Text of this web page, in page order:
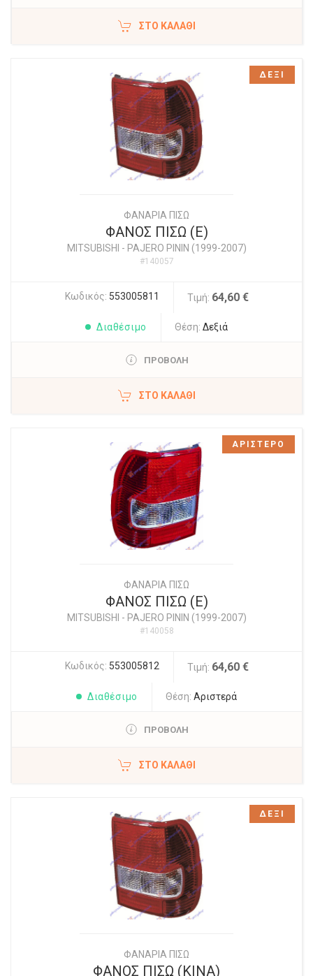
ΣΤΟ ΚΑΛΆΘΙ
ΦΑΝΑΡΙΑ ΠΙΣΩ
ΦΑΝΟΣ ΠΙΣΩ (Ε)
MITSUBISHI - PAJERO PININ (1999-2007)
#140057
Κωδικός: 553005811 Τιμή: 64,60 €
Διαθέσιμο Θέση: Δεξιά
ΠΡΟΒΟΛΗ
ΣΤΟ ΚΑΛΆΘΙ
ΔΕΞΙ
ΦΑΝΑΡΙΑ ΠΙΣΩ
ΦΑΝΟΣ ΠΙΣΩ (Ε)
MITSUBISHI - PAJERO PININ (1999-2007)
#140058
Κωδικός: 553005812 Τιμή: 64,60 €
Διαθέσιμο Θέση: Αριστερά
ΠΡΟΒΟΛΗ
ΣΤΟ ΚΑΛΆΘΙ
ΑΡΙΣΤΕΡΟ
ΦΑΝΑΡΙΑ ΠΙΣΩ
ΦΑΝΟΣ ΠΙΣΩ (ΚΙΝΑ)
ΔΕΞΙ